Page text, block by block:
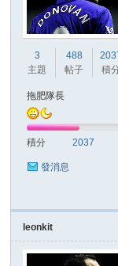
3
主題
488
帖子
積
拖肥隊長
積分 2037
發消息
leonkit